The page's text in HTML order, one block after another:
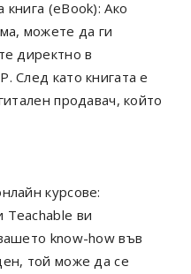
(eBook): Ако
можете да ги
директно в
След като книгата е
продавач, който
курсове:
Teachable ви
know-how във
той може да се